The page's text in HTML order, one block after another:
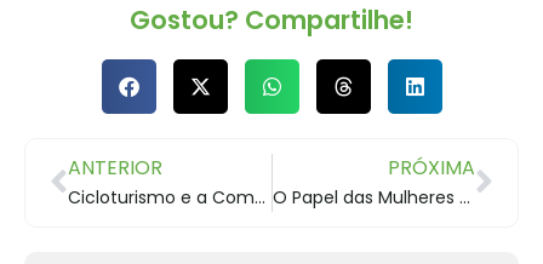
Gostou? Compartilhe!
ANTERIOR
Cicloturismo e a Comunidade na Rota dos Tropeiros
PRÓXIMA
O Papel das Mulheres na Rota dos Tropeiros